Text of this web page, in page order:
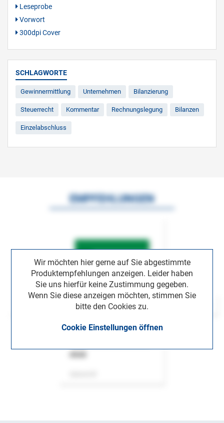
Leseprobe
Vorwort
300dpi Cover
SCHLAGWORTE
Gewinnermittlung Unternehmen Bilanzierung
Steuerrecht Kommentar Rechnungslegung Bilanzen
Einzelabschluss
Wir möchten hier gerne auf Sie abgestimmte
Produktempfehlungen anzeigen. Leider haben
Sie uns hierfür keine Zustimmung gegeben.
Wenn Sie diese anzeigen möchten, stimmen Sie
bitte den Cookies zu.
Cookie Einstellungen öffnen
EMPFEHLUNGEN